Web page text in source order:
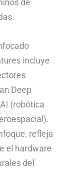
de
incluye
Deep
(robótica
refleja
el hardware
del